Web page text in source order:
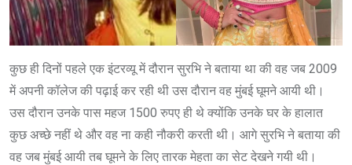
कुछ ही दिनों पहले एक इंटरव्यू में दौरान सुरभि ने बताया था की वह जब 2009
में अपनी कॉलेज की पढ़ाई कर रही थी उस दौरान वह मुंबई घूमने आयी थी।
उस दौरान उनके पास महज 1500 रुपए ही थे क्योंकि उनके घर के हालात
कुछ अच्छे नहीं थे और वह ना कही नौकरी करती थी। आगे सुरभि ने बताया की
वह जब मुंबई आयी तब घूमने के लिए तारक मेहता का सेट देखने गयी थी।